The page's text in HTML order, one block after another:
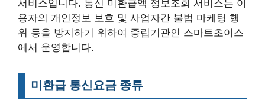
서비스입니다. 통신 미환급액 정보조회 서비스는 이
용자의 개인정보 보호 및 사업자간 불법 마케팅 행
위 등을 방지하기 위하여 중립기관인 스마트초이스
에서 운영합니다.
미환급 통신요금 종류